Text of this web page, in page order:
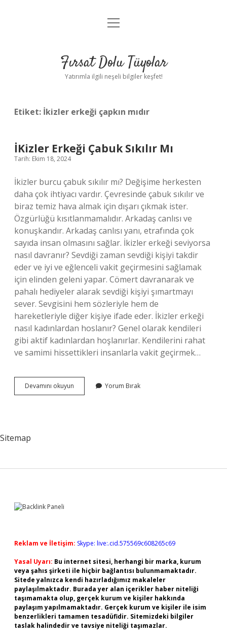
Gizlilik Politikası
Yasal Uyarı
menüyü
Fırsat Dolu Tüyolar
Yatırımla ilgili neşeli bilgiler keşfet!
Etiket: İkizler erkeği çapkın mıdır
İKizler Erkeği Çabuk Sıkılır Mı
Tarih: Ekim 18, 2024
İkizler burcu çabuk sıkılır mı? Değişime herkesten
daha çok ihtiyacı vardır. Çevresinde çabuk sıkılır ve
biraz temiz hava almak için dışarı çıkmak ister.
Özgürlüğü kısıtlanmamalıdır. Arkadaş canlısı ve
konuşkandır. Arkadaş canlısı yanı, etrafında çok
sayıda insan olmasını sağlar. İkizler erkeği seviyorsa
nasıl davranır? Sevdiği zaman sevdiği kişiyi takdir
eder ve iyi ve eğlenceli vakit geçirmesini sağlamak
için elinden geleni yapar. Cömert davranarak ve
pahalı hediyeler alarak sevdiği kişiyi şımartmayı
sever. Sevgisini hem sözleriyle hem de
hareketleriyle diğer kişiye ifade eder. İkizler erkeği
nasıl kadınlardan hoslanır? Genel olarak kendileri
gibi aktif kadınlardan hoşlanırlar. Kendilerini rahat
ve samimi hissettikleri insanlarla vakit geçirmek…
Devamını okuyun
Erkeği
Yorum Bırak
Sitemap
Sidebar
Reklam ve İletişim: Skype: live:.cid.575569c608265c69
Yasal Uyarı: Bu internet sitesi, herhangi bir marka, kurum
veya şahıs şirketi ile hiçbir bağlantısı bulunmamaktadır.
Sitede yalnızca kendi hazırladığımız makaleler
paylaşılmaktadır. Burada yer alan içerikler haber niteliği
taşımamakta olup, gerçek kurum ve kişiler hakkında
paylaşım yapılmamaktadır. Gerçek kurum ve kişiler ile isim
benzerlikleri tamamen tesadüfidir. Sitemizdeki bilgiler
taslak halindedir ve tavsiye niteliği taşımazlar.